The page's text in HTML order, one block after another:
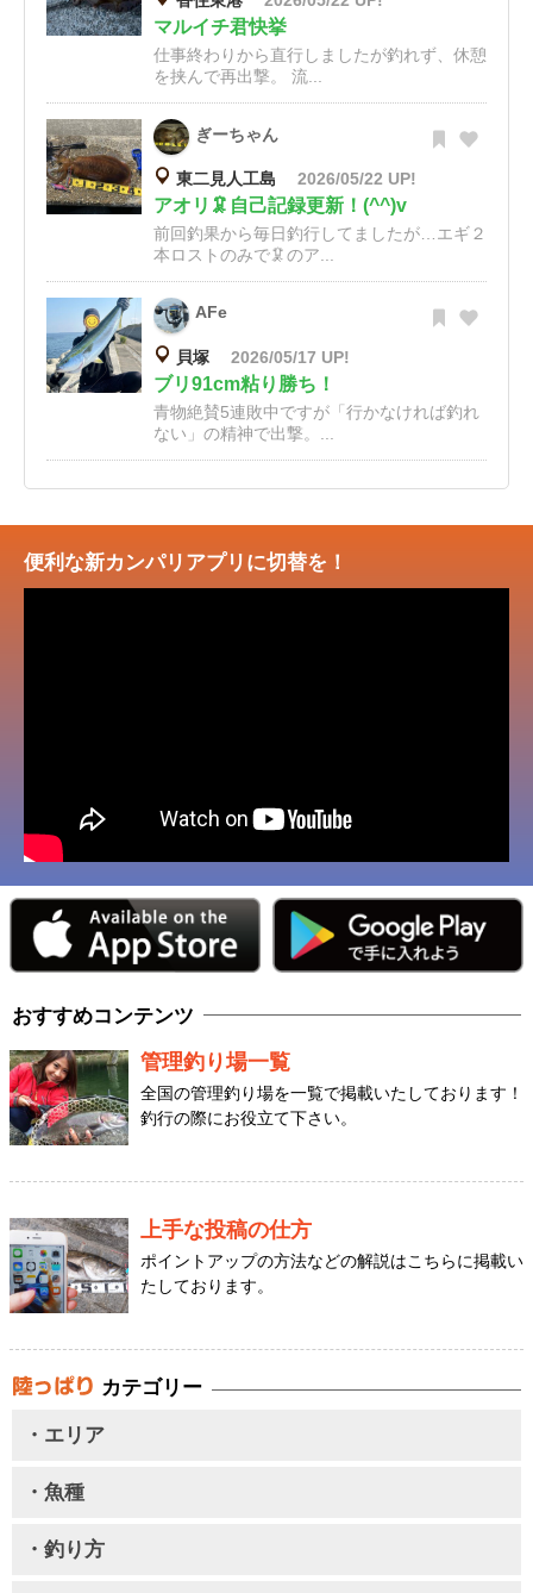
マルイチ君快挙
仕事終わりから直行しましたが釣れず、休憩
を挟んで再出撃。 流...
ぎーちゃん
東二見人工島 2026/05/22 UP!
アオリ🦑自己記録更新！(^^)v
前回釣果から毎日釣行してましたが…エギ２
本ロストのみで🦑のア...
AFe
貝塚 2026/05/17 UP!
ブリ91cm粘り勝ち！
青物絶賛5連敗中ですが「行かなければ釣れ
ない」の精神で出撃。...
便利な新カンパリアプリに切替を！
おすすめコンテンツ
管理釣り場一覧
全国の管理釣り場を一覧で掲載いたしております！
釣行の際にお役立て下さい。
上手な投稿の仕方
ポイントアップの方法などの解説はこちらに掲載い
たしております。
カテゴリー
・エリア
・魚種
・釣り方